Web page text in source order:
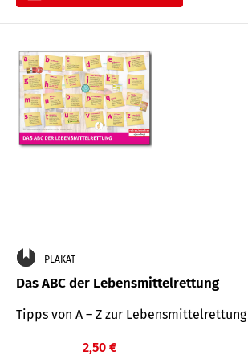
PLAKAT
Das ABC der Lebensmittelrettung
Tipps von A – Z zur Lebensmittelrettung
2,50 €